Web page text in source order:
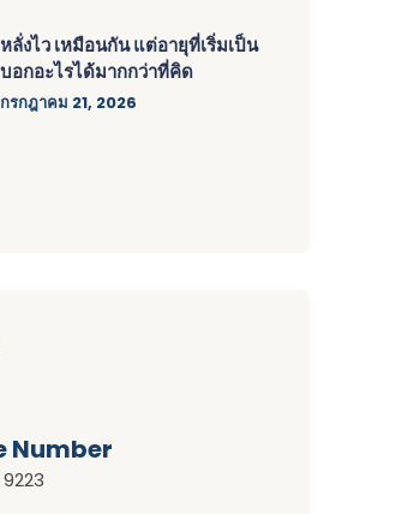
หลั่งไว เหมือนกัน แต่อายุที่เริ่มเป็น
บอกอะไรได้มากกว่าที่คิด
กรกฎาคม 21, 2026
Number